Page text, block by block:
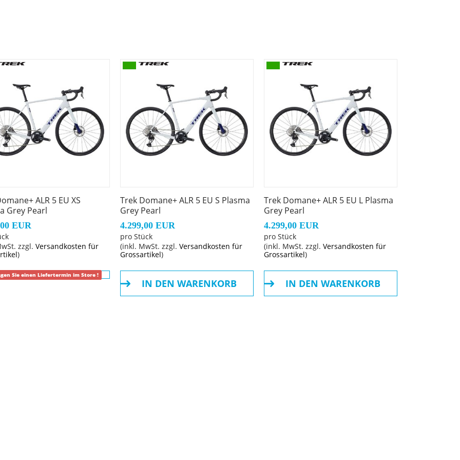
bist du auf Asphalt und leichtem Schotter komfortabel und souverän unterwegs.
und gleichzeitig erschwinglichen Rahmen aus emissionsarmem Aluminium.
Schutzbleche und Trinkflaschen hast du für ausgedehnte Tagestouren, schnelle Pendelfahrten
flat mount // SRAM Apex D1 hydraulic disc, flat mount
abgerundet, 160 mm
ALR 5 EU XS
Grey Pearl
EUR
zzgl. Versandkosten für
)
Sie einen Liefertermin im Store !
Trek Domane+ ALR 5 EU S Plasma
Grey Pearl
4.299,00 EUR
pro Stück
(inkl. MwSt. zzgl. Versandkosten für
Grossartikel)
IN DEN WARENKORB
Trek Domane+ ALR 5 EU L Plasma
Grey Pearl
4.299,00 EUR
pro Stück
(inkl. MwSt. zzgl. Versandkosten für
Grossartikel)
IN DEN WARENKORB